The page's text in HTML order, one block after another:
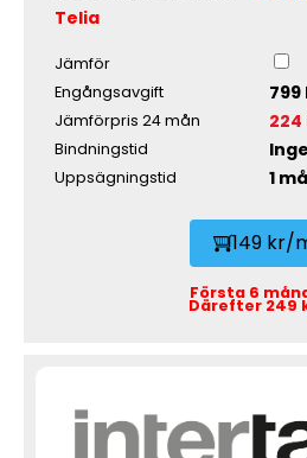
Telia
Jämför
Engångsavgift
799
Jämförpris 24 mån
Bindningstid
Uppsägningstid 1
149 kr/
Första 6
Därefter 249